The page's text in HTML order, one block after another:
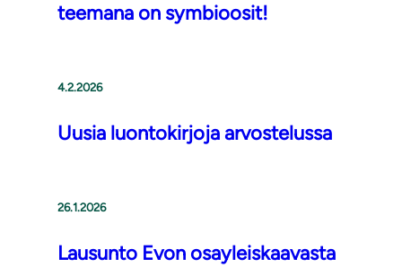
teemana on symbioosit!
4.2.2026
Uusia luontokirjoja arvostelussa
26.1.2026
Lausunto Evon osayleiskaavasta